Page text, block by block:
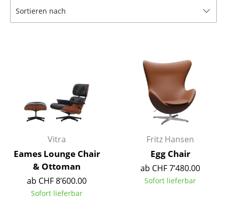
Tische
Schreibtische
Sekretäre & PC-Tische
Stehtische & Stehpulte
Kindertische
Gartentische
Sortieren nach
Vitra
Eames Lounge Chair
& Ottoman
ab CHF 8’600.00
Sofort lieferbar
Fritz Hansen
Egg Chair
ab CHF 7’480.00
Sofort lieferbar